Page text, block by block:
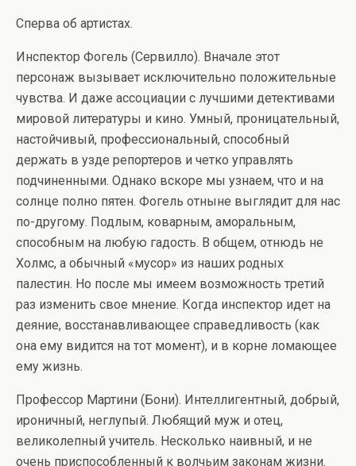
Сперва об артистах.
Инспектор Фогель (Сервилло). Вначале этот
персонаж вызывает исключительно положительные
чувства. И даже ассоциации с лучшими детективами
мировой литературы и кино. Умный, проницательный,
настойчивый, профессиональный, способный
держать в узде репортеров и четко управлять
подчиненными. Однако вскоре мы узнаем, что и на
солнце полно пятен. Фогель отныне выглядит для нас
по-другому. Подлым, коварным, аморальным,
способным на любую гадость. В общем, отнюдь не
Холмс, а обычный «мусор» из наших родных
палестин. Но после мы имеем возможность третий
раз изменить свое мнение. Когда инспектор идет на
деяние, восстанавливающее справедливость (как
она ему видится на тот момент), и в корне ломающее
ему жизнь.
Профессор Мартини (Бони). Интеллигентный, добрый,
ироничный, неглупый. Любящий муж и отец,
великолепный учитель. Несколько наивный, и не
очень приспособленный к волчьим законам жизни.